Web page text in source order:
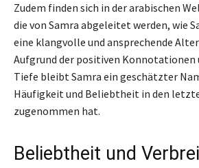
Zudem finden sich in der arabischen
die von Samra abgeleitet werden, wie
eine klangvolle und ansprechende
Aufgrund der positiven Konnotationen
Tiefe bleibt Samra ein geschätzter
Häufigkeit und Beliebtheit in den
zugenommen hat.
Beliebtheit und